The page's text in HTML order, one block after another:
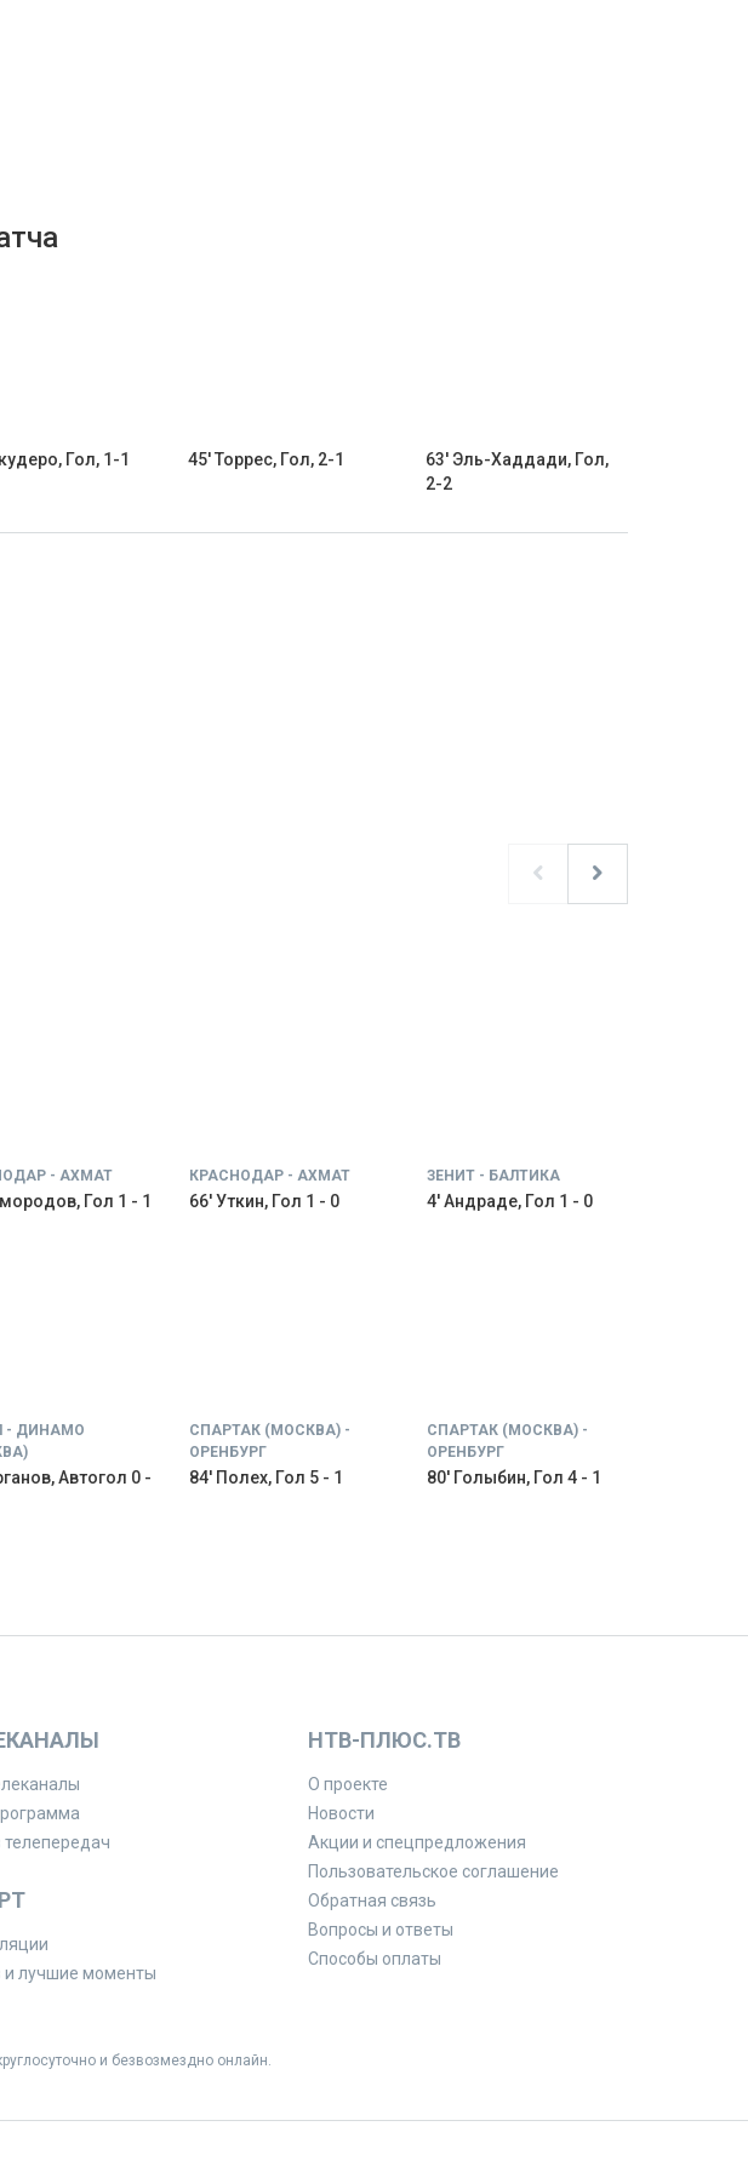
Гол, 1-1 45' Торрес, Гол, 2-1
63' Эль-Хаддади, Гол,
2-2
- АХМАТ
Гол 1 - 1
КРАСНОДАР - АХМАТ
66' Уткин, Гол 1 - 0
ЗЕНИТ - БАЛТИКА
4' Андраде, Гол 1 - 0
- ДИНАМО
Автогол 0 -
СПАРТАК (МОСКВА) -
ОРЕНБУРГ
84' Полех, Гол 5 - 1
СПАРТАК (МОСКВА) -
ОРЕНБУРГ
80' Голыбин, Гол 4 - 1
телепередач
и лучшие моменты
НТВ-ПЛЮС.ТВ
О проекте
Новости
Акции и спецпредложения
Пользовательское соглашение
Обратная связь
Вопросы и ответы
Способы оплаты
и безвозмездно онлайн.